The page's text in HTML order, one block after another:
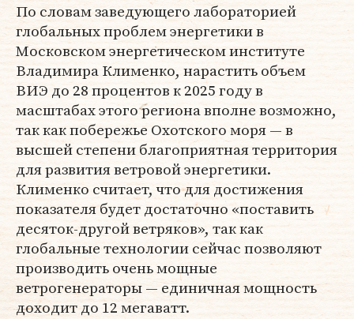
По словам заведующего лабораторией
глобальных проблем энергетики в
Московском энергетическом институте
Владимира Клименко, нарастить объем
ВИЭ до 28 процентов к 2025 году в
масштабах этого региона вполне возможно,
так как побережье Охотского моря — в
высшей степени благоприятная территория
для развития ветровой энергетики.
Клименко считает, что для достижения
показателя будет достаточно «поставить
десяток-другой ветряков», так как
глобальные технологии сейчас позволяют
производить очень мощные
ветрогенераторы — единичная мощность
доходит до 12 мегаватт.